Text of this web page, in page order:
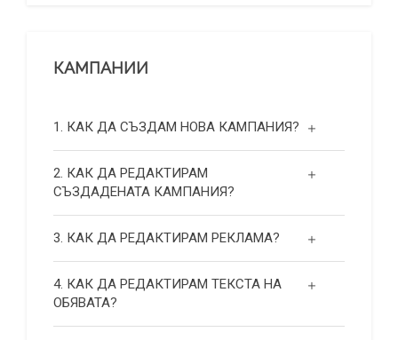
КАМПАНИИ
1. КАК ДА СЪЗДАМ НОВА КАМПАНИЯ?
2. КАК ДА РЕДАКТИРАМ
СЪЗДАДЕНАТА КАМПАНИЯ?
3. КАК ДА РЕДАКТИРАМ РЕКЛАМА?
4. КАК ДА РЕДАКТИРАМ ТЕКСТА НА
ОБЯВАТА?